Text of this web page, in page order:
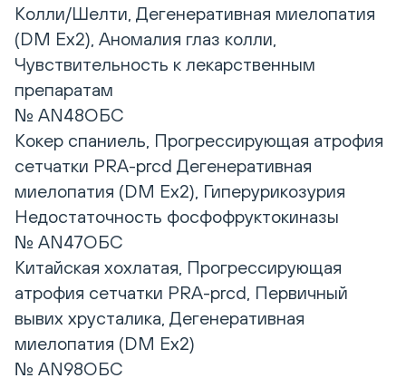
Колли/Шелти, Дегенеративная миелопатия
(DM Ex2), Аномалия глаз колли,
Чувствительность к лекарственным
препаратам
№ AN48ОБС
Кокер спаниель, Прогрессирующая атрофия
сетчатки PRA-prcd Дегенеративная
миелопатия (DM Ex2), Гиперурикозурия
Недостаточность фосфофруктокиназы
№ AN47ОБС
Китайская хохлатая, Прогрессирующая
атрофия сетчатки PRA-prcd, Первичный
вывих хрусталика, Дегенеративная
миелопатия (DM Ex2)
№ AN98ОБС